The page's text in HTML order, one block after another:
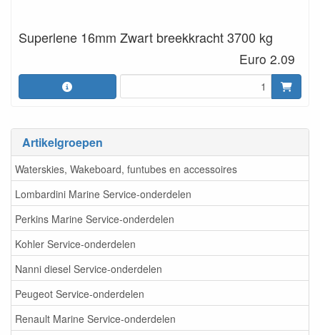
Artikelgroepen
Waterskies, Wakeboard, funtubes en accessoires
Lombardini Marine Service-onderdelen
Perkins Marine Service-onderdelen
Kohler Service-onderdelen
Nanni diesel Service-onderdelen
Peugeot Service-onderdelen
Renault Marine Service-onderdelen
Superlene 16mm Zwart breekkracht 3700 kg
Euro 2.09